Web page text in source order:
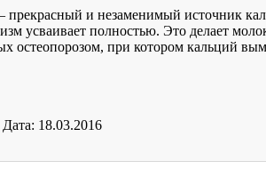
прекрасный и незаменимый источник
усваивает полностью. Это делает
остеопорозом, при котором кальций
Дата: 18.03.2016